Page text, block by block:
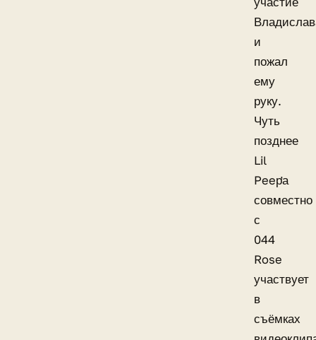
и
пожал
ему
руку.
Чуть
позднее
Lil
Peep̛а
совместно
с
044
Rose
участвует
в
съёмках